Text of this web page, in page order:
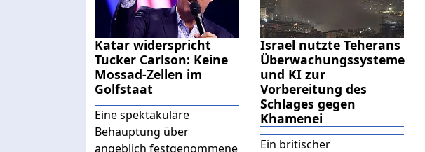
Katar widerspricht
Tucker Carlson: Keine
Mossad-Zellen im
Golfstaat
Eine spektakuläre
Behauptung über
angeblich festgenommene
Israel nutzte Teherans
Überwachungssysteme
und KI zur
Vorbereitung des
Schlages gegen
Khamenei
Ein britischer